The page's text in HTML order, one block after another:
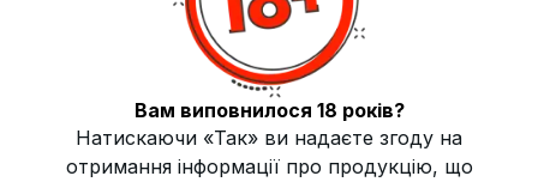
Димність
Жаростійкість Висока
Вам виповнилося 18 років?
Натискаючи «Так» ви надаєте згоду на
отримання інформації про продукцію, що